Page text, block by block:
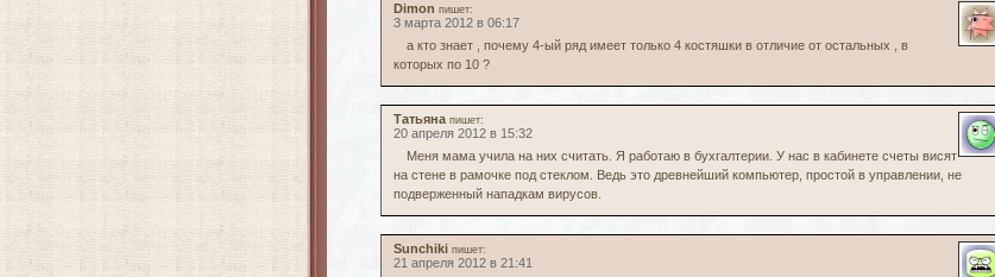
Dimon пишет:
3 марта 2012 в 06:17
а кто знает , почему 4-ый ряд имеет только 4 костяшки в отличие от остальных , в
которых по 10 ?
Татьяна пишет:
20 апреля 2012 в 15:32
Меня мама учила на них считать. Я работаю в бухгалтерии. У нас в кабинете счеты висят
на стене в рамочке под стеклом. Ведь это древнейший компьютер, простой в управлении, не
подверженный нападкам вирусов.
Sunchiki пишет:
21 апреля 2012 в 21:41